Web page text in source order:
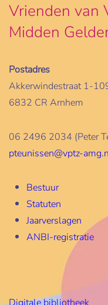
Vrienden van
Midden
Postadres
Akkerwindestraat 1-
6832 CR Arnhem
06 2496 2034 (Peter
pteunissen@vptz-
Bestuur
Statuten
Jaarverslagen
ANBI-registratie